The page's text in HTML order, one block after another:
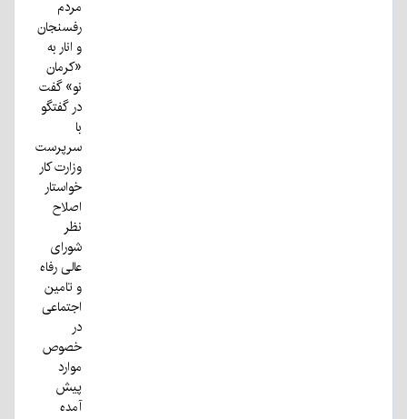
مردم
رفسنجان
و انار به
«کرمان
نو» گفت
در گفتگو
با
سرپرست
وزارت کار
خواستار
اصلاح
نظر
شورای
عالی رفاه
و تامین
اجتماعی
در
خصوص
موارد
پیش
آمده